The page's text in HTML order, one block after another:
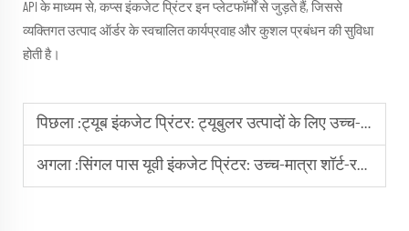
API के माध्यम से, कप्स इंकजेट प्रिंटर इन प्लेटफॉर्मों से जुड़ते हैं, जिससे
व्यक्तिगत उत्पाद ऑर्डर के स्वचालित कार्यप्रवाह और कुशल प्रबंधन की सुविधा
होती है।
पिछला :ट्यूब इंकजेट प्रिंटर: ट्यूबुलर उत्पादों के लिए उच्च-गुणवत्ता वाली मुद्रण को मास्टर करें
अगला :सिंगल पास यूवी इंकजेट प्रिंटर: उच्च-मात्रा शॉर्ट-रन प्रिंटिंग का रहस्य